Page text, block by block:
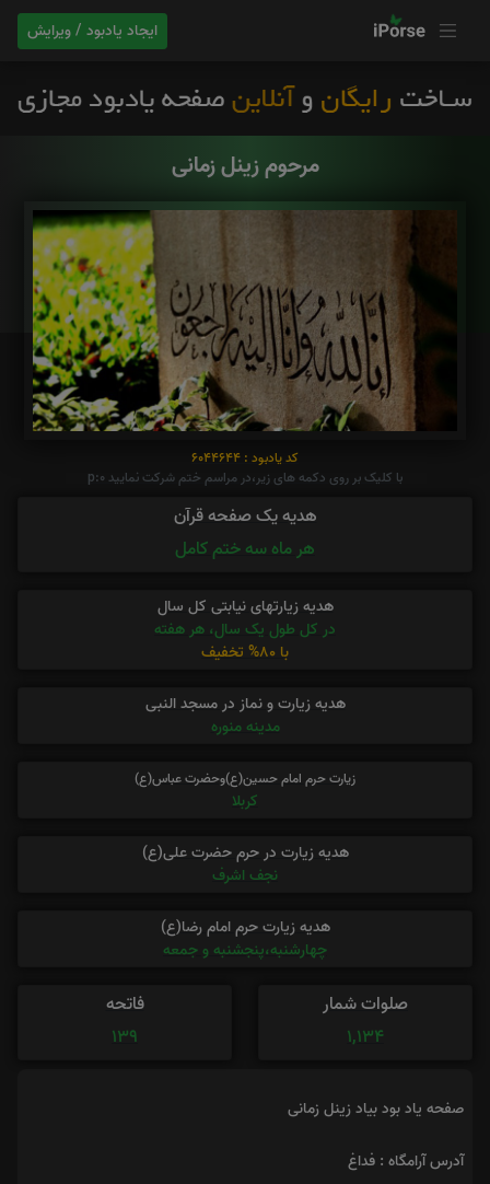
ایجاد یادبود / ویرایش
مرحوم زینل زمانی
کد یادبود : 6044644
با کلیک بر روی دکمه های زیر،در مراسم ختم شرکت نمایید p:0
هدیه یک صفحه قرآن
هر ماه سه ختم کامل
هدیه زیارتهای نیابتی کل سال
در کل طول یک سال، هر هفته
با 80% تخفیف
هدیه زیارت و نماز در مسجد النبی
مدینه منوره
زیارت حرم امام حسین(ع)وحضرت عباس(ع)
کربلا
هدیه زیارت در حرم حضرت علی(ع)
نجف اشرف
هدیه زیارت حرم امام رضا(ع)
چهارشنبه،پنجشنبه و جمعه
صلوات شمار
1,134
فاتحه
139
صفحه یاد بود بیاد زینل زمانی
آدرس آرامگاه : فداغ